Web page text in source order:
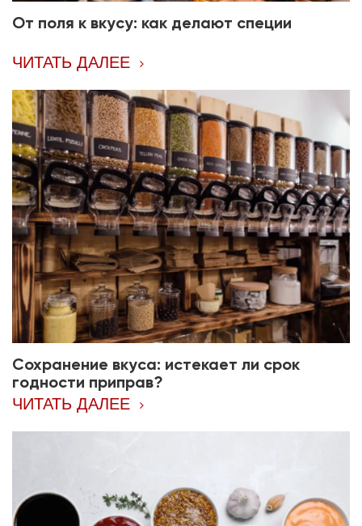
От поля к вкусу: как делают специи
ЧИТАТЬ ДАЛЕЕ
Сохранение вкуса: истекает ли срок
годности приправ?
ЧИТАТЬ ДАЛЕЕ